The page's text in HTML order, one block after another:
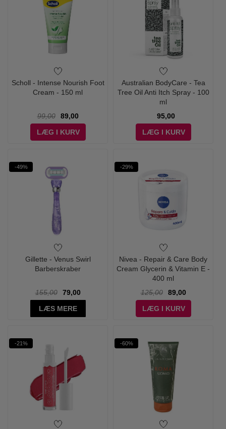
Scholl - Intense Nourish Foot
Cream - 150 ml
99,00
89,00
LÆG I KURV
Australian BodyCare - Tea
Tree Oil Anti Itch Spray - 100
ml
95,00
LÆG I KURV
-49%
Gillette - Venus Swirl
Barberskraber
155,00
79,00
LÆS MERE
-29%
Nivea - Repair & Care Body
Cream Glycerin & Vitamin E -
400 ml
125,00
89,00
LÆG I KURV
-21% -60%